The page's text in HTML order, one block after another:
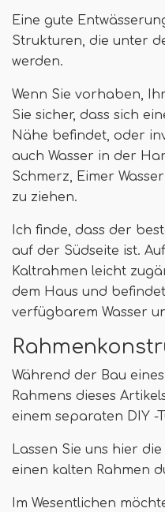
Eine gute
Strukturen, die unter
werden.
Wenn Sie vorhaben,
Sie sicher, dass sich
Nähe befindet, oder
auch Wasser in der
Schmerz, Eimer
zu ziehen.
Ich finde, dass der
auf der Südseite ist.
Kaltrahmen leicht
dem Haus und
verfügbarem Wasser
Während der Bau
Rahmens dieses
einem separaten DIY -
Lassen Sie uns hier
einen kalten Rahmen
Im Wesentlichen